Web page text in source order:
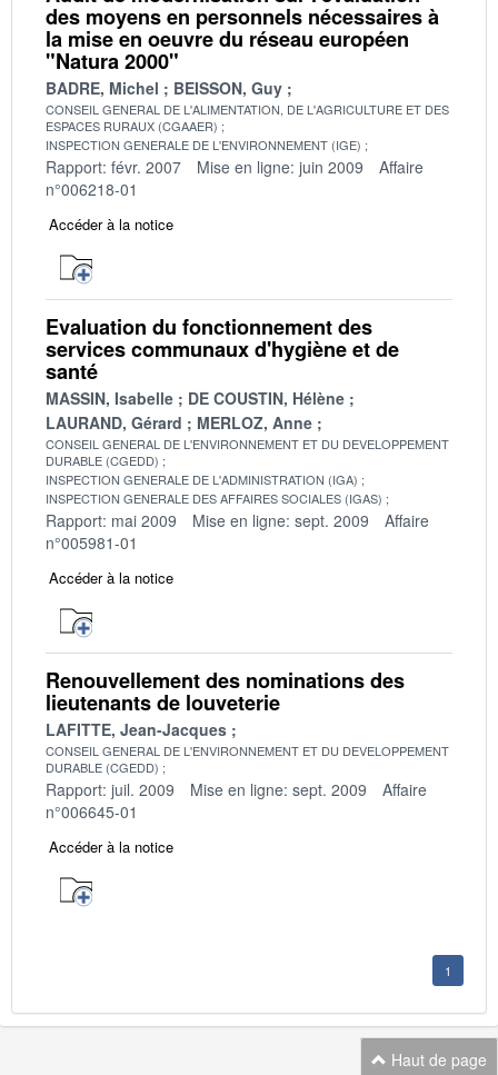
des moyens en personnels nécessaires à
la mise en oeuvre du réseau européen
"Natura 2000"
BADRE, Michel BEISSON, Guy
CONSEIL GENERAL DE L'ALIMENTATION, DE L'AGRICULTURE ET DES
ESPACES RURAUX (CGAAER)
INSPECTION GENERALE DE L'ENVIRONNEMENT (IGE)
Rapport: févr. 2007 Mise en ligne: juin 2009
Affaire
n°006218-01
Accéder à la notice
Evaluation du fonctionnement des
services communaux d'hygiène et de
santé
MASSIN, Isabelle
DE COUSTIN, Hélène
LAURAND, Gérard
MERLOZ, Anne
CONSEIL GENERAL DE L'ENVIRONNEMENT ET DU DEVELOPPEMENT
DURABLE (CGEDD)
INSPECTION GENERALE DE L'ADMINISTRATION (IGA)
INSPECTION GENERALE DES AFFAIRES SOCIALES (IGAS)
Rapport: mai 2009 Mise en ligne: sept. 2009
Affaire
n°005981-01
Accéder à la notice
Renouvellement des nominations des
lieutenants de louveterie
LAFITTE, Jean-Jacques
CONSEIL GENERAL DE L'ENVIRONNEMENT ET DU DEVELOPPEMENT
DURABLE (CGEDD)
Rapport: juil. 2009 Mise en ligne: sept. 2009
Affaire
n°006645-01
Accéder à la notice
1
Haut de page